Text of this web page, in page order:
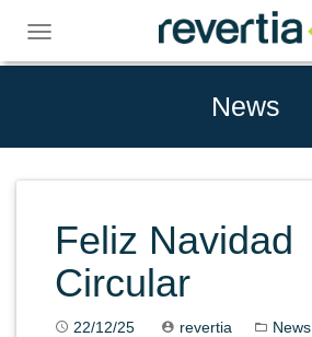
content
Toggle
navigation
News
Feliz Navidad
Circular
22/12/25 revertia News